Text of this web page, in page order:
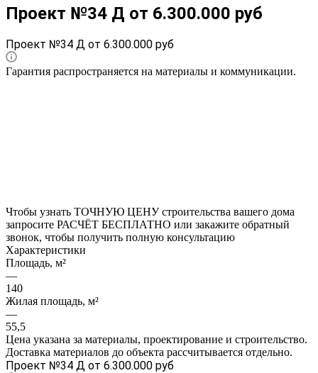
Проект №34 Д от 6.300.000 руб
Проект №34 Д от 6.300.000 руб
Гарантия распространяется на материалы и коммуникации.
Чтобы узнать ТОЧНУЮ ЦЕНУ строительства вашего дома
запросите РАСЧЁТ БЕСПЛАТНО или закажите обратный
звонок, чтобы получить полную консультацию
Характеристики
Площадь, м²
—
140
Жилая площадь, м²
—
55,5
Цена указана за материалы, проектирование и строительство.
Доставка материалов до объекта рассчитывается отдельно.
Проект №34 Д от 6.300.000 руб